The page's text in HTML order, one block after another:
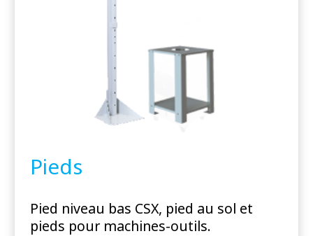
Pieds
Pied niveau bas CSX, pied au sol et
pieds pour machines-outils.